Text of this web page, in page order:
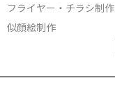
フライヤー・チラシ制作
似顔絵制作